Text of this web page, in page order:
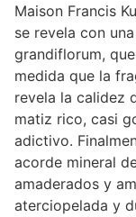
Maison Francis
se revela con
grandiflorum,
medida que la
revela la calidez
matiz rico, casi
adictivo.
acorde mineral
amaderados y
aterciopelada y